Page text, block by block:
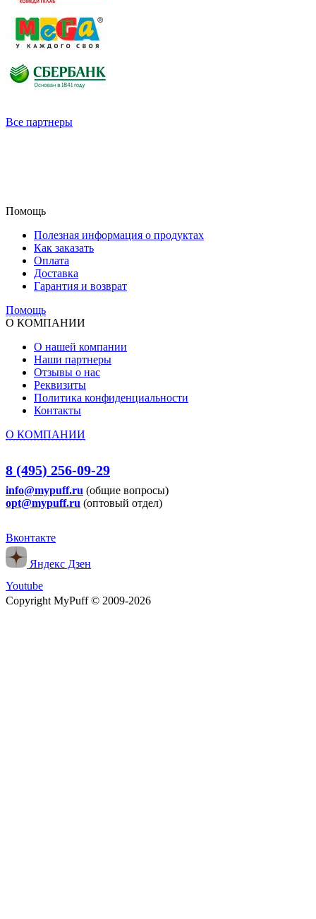
Все партнеры
Помощь
Полезная информация о продуктах
Как заказать
Оплата
Доставка
Гарантия и возврат
Помощь
О КОМПАНИИ
О нашей компании
Наши партнеры
Отзывы о нас
Реквизиты
Политика конфиденциальности
Контакты
О КОМПАНИИ
8 (495) 256-09-29
info@mypuff.ru (общие вопросы)
opt@mypuff.ru (оптовый отдел)
Вконтакте
Яндекс Дзен
Youtube
Copyright MyPuff © 2009-2026